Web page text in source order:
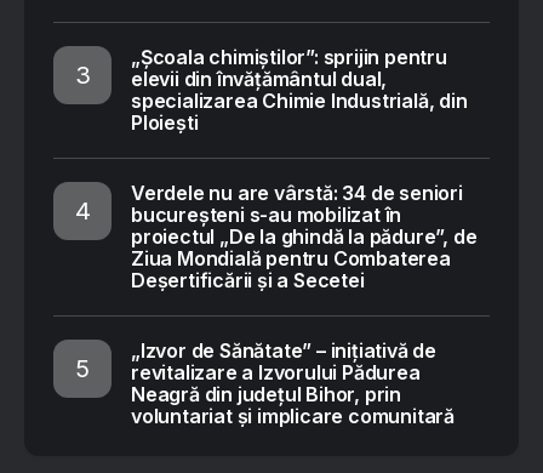
„Școala chimiștilor”: sprijin pentru
elevii din învățământul dual,
specializarea Chimie Industrială, din
Ploiești
Verdele nu are vârstă: 34 de seniori
bucureșteni s-au mobilizat în
proiectul „De la ghindă la pădure”, de
Ziua Mondială pentru Combaterea
Deșertificării și a Secetei
„Izvor de Sănătate” – inițiativă de
revitalizare a Izvorului Pădurea
Neagră din județul Bihor, prin
voluntariat și implicare comunitară